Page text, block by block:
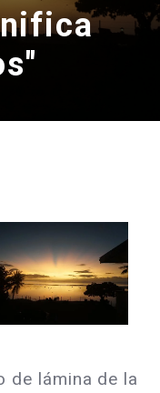
de lámina de la